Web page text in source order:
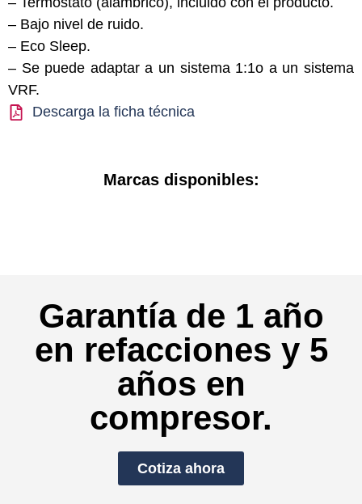
– Bajo nivel de ruido.
– Eco Sleep.
– Se puede adaptar a un sistema 1:1o a un sistema
VRF.
Descarga la ficha técnica
Marcas disponibles:
Garantía de 1 año
en refacciones y 5
años en
compresor.
Cotiza ahora